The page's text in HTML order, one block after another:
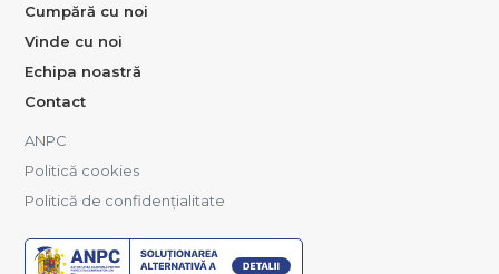
Cumpără cu noi
Vinde cu noi
Echipa noastră
Contact
ANPC
Politică cookies
Politică de confidențialitate